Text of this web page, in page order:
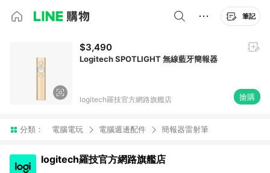
筆記
$3,490
Logitech SPOTLIGHT 無線藍牙簡報器
logitech羅技官方網路旗艦店 搶購
分類： 電腦電玩 電腦週邊配件 簡報器雷射筆
logitech羅技官方網路旗艦店